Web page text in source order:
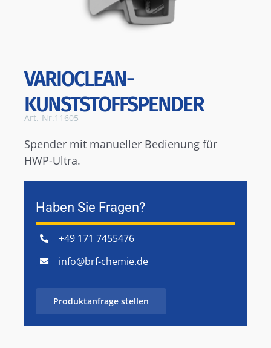
VARIOCLEAN-
KUNSTSTOFFSPENDER
Art.-Nr.11605
Spender mit manueller Bedienung für
HWP-Ultra.
Haben Sie Fragen?
+49 171 7455476
info@brf-chemie.de
Produktanfrage stellen